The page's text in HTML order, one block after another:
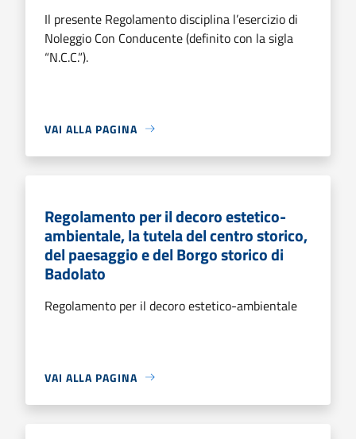
Il presente Regolamento disciplina l’esercizio di
Noleggio Con Conducente (definito con la sigla
“N.C.C.”).
VAI ALLA PAGINA
Regolamento per il decoro estetico-
ambientale, la tutela del centro storico,
del paesaggio e del Borgo storico di
Badolato
Regolamento per il decoro estetico-ambientale
VAI ALLA PAGINA